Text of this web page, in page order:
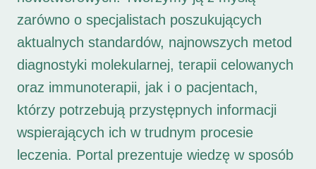
zarówno o specjalistach poszukujących
aktualnych standardów, najnowszych metod
diagnostyki molekularnej, terapii celowanych
oraz immunoterapii, jak i o pacjentach,
którzy potrzebują przystępnych informacji
wspierających ich w trudnym procesie
leczenia. Portal prezentuje wiedzę w sposób